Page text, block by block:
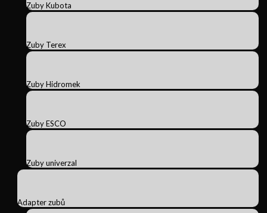
Zuby Kubota
Zuby Terex
Zuby Hidromek
Zuby ESCO
Zuby univerzal
Adapter zubů